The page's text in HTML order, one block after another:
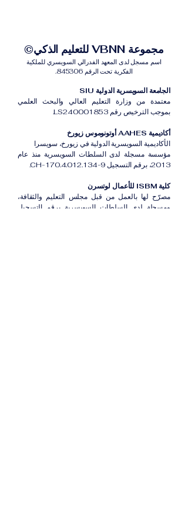
مجموعة VBNN للتعليم الذكي©
اسم مسجل لدى المعهد الفدرالي السويسري للملكية
الفكرية تحت الرقم 845306.
الجامعة السويسرية الدولية SIU
معتمدة من وزارة التعليم العالي والبحث العلمي
بموجب الترخيص رقم LS240001853.
أكاديمية AAHES أوتونوموس زيورخ
الأكاديمية السويسرية الدولية في زيورخ، سويسرا
مؤسسة مسجلة لدى السلطات السويسرية منذ عام
2013، برقم التسجيل CH-170.4.012.134-9.
كلية ISBM للأعمال لوتسرن
مصرّح لها بالعمل من قبل مجلس التعليم والثقافة،
ومسجلة لدى السلطات السويسرية برقم التسجيل